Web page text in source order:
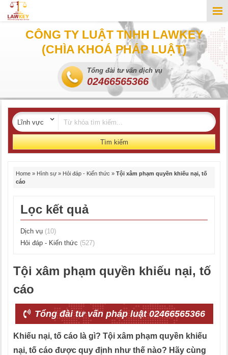
CÔNG TY LUẬT TNHH LAWKEY
(CHÌA KHOÁ PHÁP LUẬT)
Tổng đài tư vấn dịch vụ
02466565366
Tìm kiếm
Home » Hình sự » Hỏi đáp - Kiến thức » Tội xâm phạm quyền khiếu nại, tố
cáo
Lọc kết quả
Dịch vụ (10)
Hỏi đáp - Kiến thức (527)
Tội xâm phạm quyền khiếu nại, tố
cáo
Tổng đài tư vấn pháp luật 02466565366
Khiếu nại, tố cáo là gì? Tội xâm phạm quyền khiếu
nại, tố cáo được quy định như thế nào? Hãy cùng